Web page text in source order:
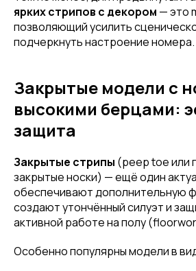
ярких стрипов с декором — это
позволяющий усилить
подчеркнуть настроение номера.
Закрытые модели с
высокими берцами:
защита
Закрытые стрипы (peep toe или
закрытые носки) — ещё один
обеспечивают дополнительную
создают утончённый силуэт и
активной работе на полу
Особенно популярны модели в